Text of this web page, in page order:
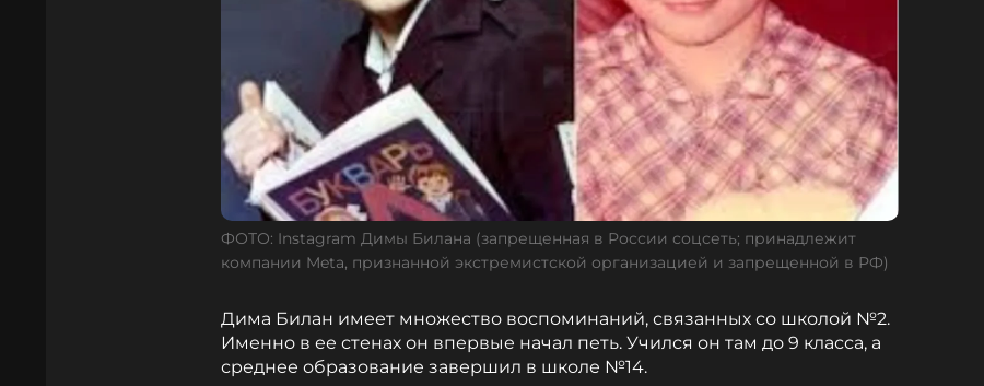
ФОТО: Instagram Димы Билана (запрещенная в России соцсеть; принадлежит
компании Meta, признанной экстремистской организацией и запрещенной в РФ)
Дима Билан имеет множество воспоминаний, связанных со школой №2.
Именно в ее стенах он впервые начал петь. Учился он там до 9 класса, а
среднее образование завершил в школе №14.